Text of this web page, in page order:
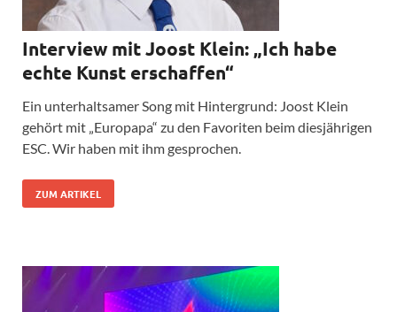
Interview mit Joost Klein: „Ich habe
echte Kunst erschaffen“
Ein unterhaltsamer Song mit Hintergrund: Joost Klein
gehört mit „Europapa“ zu den Favoriten beim diesjährigen
ESC. Wir haben mit ihm gesprochen.
ZUM ARTIKEL